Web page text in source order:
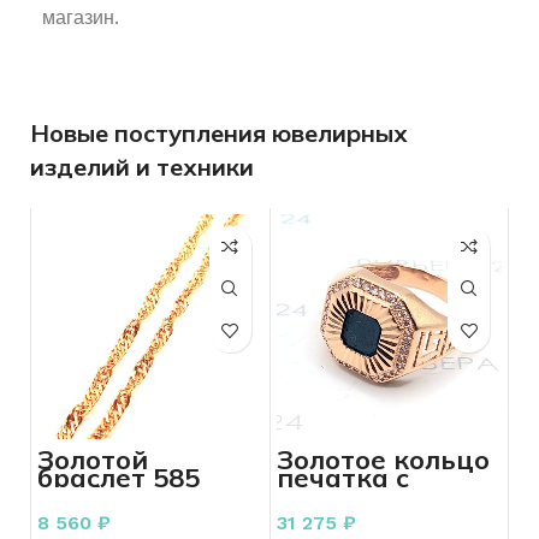
магазин.
Новые поступления ювелирных
изделий и техники
Золотой
браслет 585
пробы 1.07
грамма 18 р
8 560 ₽
Золотое кольцо
печатка с
агатом 585
пробы 4.17
грамм
31 275 ₽